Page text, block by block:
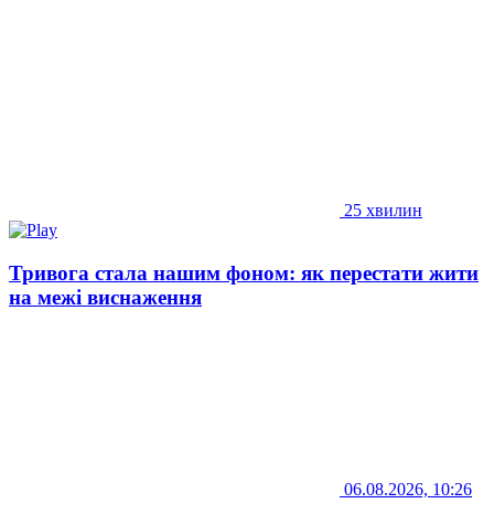
25 хвилин
Тривога стала нашим фоном: як перестати жити
на межі виснаження
06.08.2026, 10:26